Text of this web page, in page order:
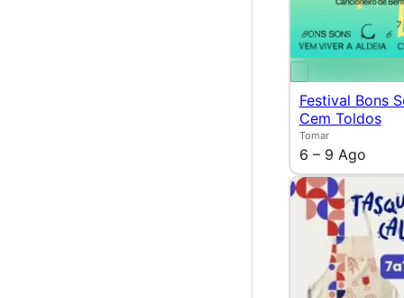
Festival Bons
Cem Toldos
Tomar
6 – 9 Ago